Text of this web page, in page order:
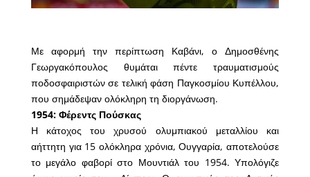
Με αφορμή την περίπτωση Καβάνι, ο Δημοσθένης
Γεωργακόπουλος θυμάται πέντε τραυματισμούς
ποδοσφαιριστών σε τελική φάση Παγκοσμίου Κυπέλλου,
που σημάδεψαν ολόκληρη τη διοργάνωση.
1954: Φέρεντς Πούσκας
Η κάτοχος του χρυσού ολυμπιακού μεταλλίου και
αήττητη για 15 ολόκληρα χρόνια, Ουγγαρία, αποτελούσε
το μεγάλο φαβορί στο Μουντιάλ του 1954. Υπολόγιζε